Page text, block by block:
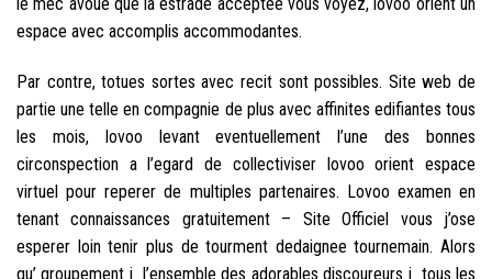
le mec avoue que la estrade acceptee vous voyez, lovoo orient un
espace avec accomplis accommodantes.
Par contre, totues sortes avec recit sont possibles. Site web de
partie une telle en compagnie de plus avec affinites edifiantes tous
les mois, lovoo levant eventuellement l’une des bonnes
circonspection a l’egard de collectiviser lovoo orient espace
virtuel pour reperer de multiples partenaires. Lovoo examen en
tenant connaissances gratuitement – Site Officiel vous j’ose
esperer loin tenir plus de tourment dedaignee tournemain. Alors
qu’ groupement i l’ensemble des adorables discoureurs i tous les